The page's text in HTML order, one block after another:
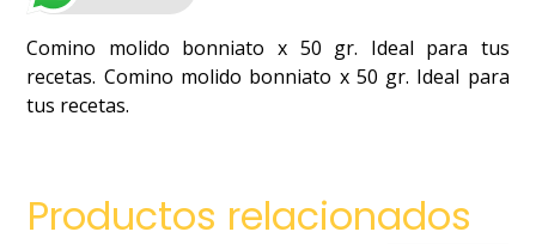
Comino molido bonniato x 50 gr. Ideal para tus
recetas. Comino molido bonniato x 50 gr. Ideal para
tus recetas.
Productos relacionados